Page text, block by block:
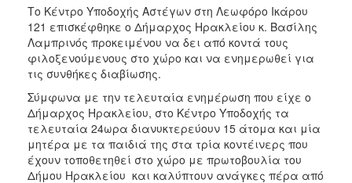
2016
2015
2013
2012
2011
2010
2006
Το Κέντρο Υποδοχής Αστέγων στη Λεωφόρο Ικάρου
121 επισκέφθηκε ο Δήμαρχος Ηρακλείου κ. Βασίλης
Λαμπρινός προκειμένου να δει από κοντά τους
φιλοξενούμενους στο χώρο και να ενημερωθεί για
τις συνθήκες διαβίωσης.
Σύμφωνα με την τελευταία ενημέρωση που είχε ο
Δήμαρχος Ηρακλείου, στο Κέντρο Υποδοχής τα
τελευταία 24ωρα διανυκτερεύουν 15 άτομα και μία
μητέρα με τα παιδιά της στα τρία κοντέινερς που
έχουν τοποθετηθεί στο χώρο με πρωτοβουλία του
Δήμου Ηρακλείου και καλύπτουν ανάγκες πέρα από